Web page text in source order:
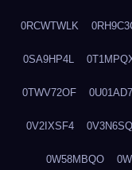
0RCWTWLK
0SA9HP4L
0TWV72OF
0V2IXSF4
0W58MBQO